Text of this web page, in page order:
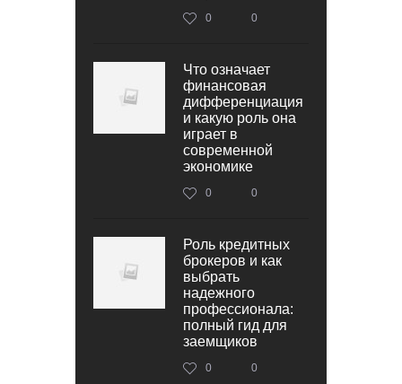
0 0
Что означает
финансовая
дифференциация
и какую роль она
играет в
современной
экономике
0 0
Роль кредитных
брокеров и как
выбрать
надежного
профессионала:
полный гид для
заемщиков
0 0